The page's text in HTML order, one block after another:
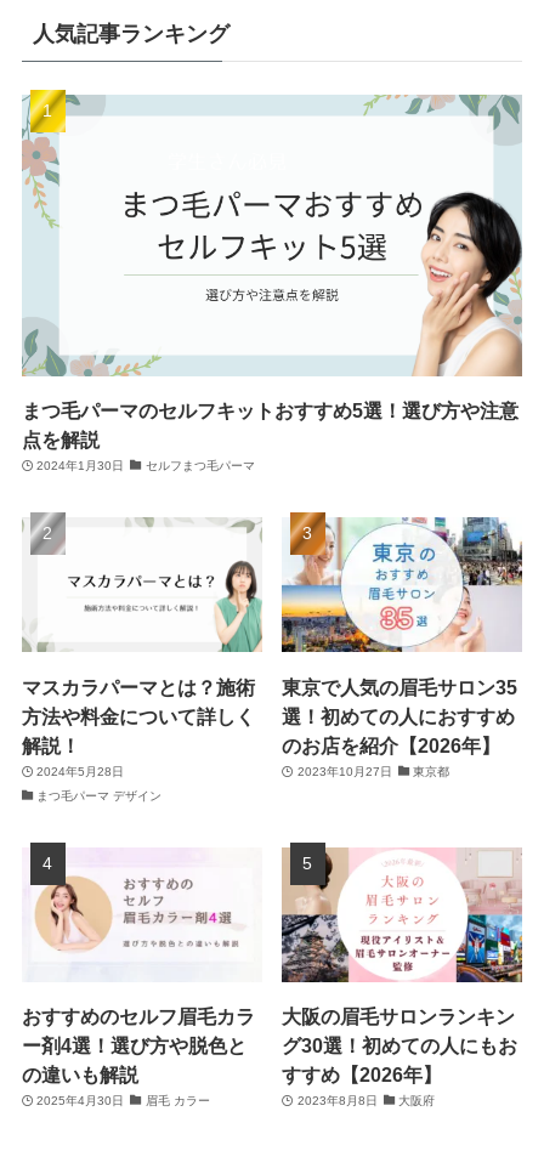
人気記事ランキング
まつ毛パーマのセルフキットおすすめ5選！選び方や注意
点を解説
2024年1月30日 セルフまつ毛パーマ
マスカラパーマとは？施術
方法や料金について詳しく
解説！
2024年5月28日
まつ毛パーマ デザイン
東京で人気の眉毛サロン35
選！初めての人におすすめ
のお店を紹介【2026年】
2023年10月27日 東京都
おすすめのセルフ眉毛カラ
ー剤4選！選び方や脱色と
の違いも解説
2025年4月30日 眉毛 カラー
大阪の眉毛サロンランキン
グ30選！初めての人にもお
すすめ【2026年】
2023年8月8日 大阪府